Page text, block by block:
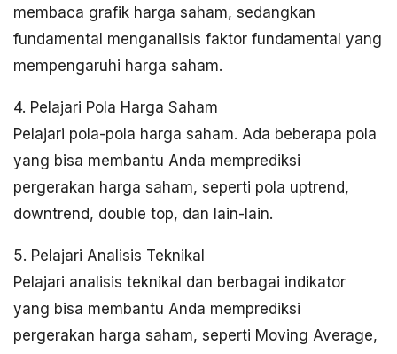
membaca grafik harga saham, sedangkan
fundamental menganalisis faktor fundamental yang
mempengaruhi harga saham.
4. Pelajari Pola Harga Saham
Pelajari pola-pola harga saham. Ada beberapa pola
yang bisa membantu Anda memprediksi
pergerakan harga saham, seperti pola uptrend,
downtrend, double top, dan lain-lain.
5. Pelajari Analisis Teknikal
Pelajari analisis teknikal dan berbagai indikator
yang bisa membantu Anda memprediksi
pergerakan harga saham, seperti Moving Average,